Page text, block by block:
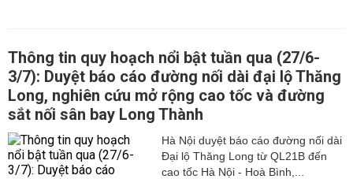
Thông tin quy hoạch nổi bật tuần qua (27/6-
3/7): Duyệt báo cáo đường nối dài đại lộ Thăng
Long, nghiên cứu mở rộng cao tốc và đường
sắt nối sân bay Long Thành
Hà Nội duyệt báo cáo đường nối dài
Đại lộ Thăng Long từ QL21B đến
cao tốc Hà Nội - Hoà Bình,...